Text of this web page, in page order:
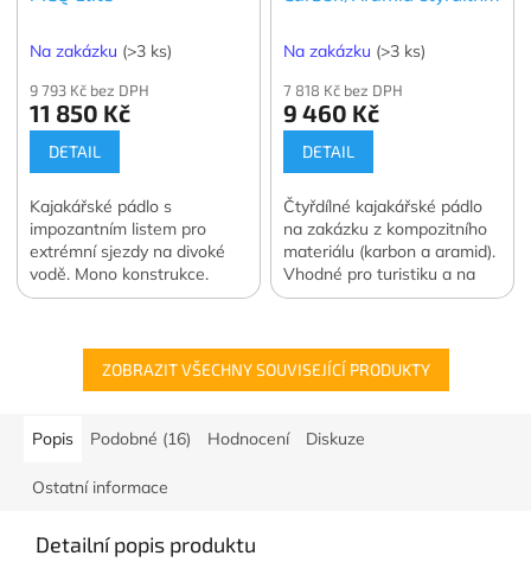
Na zakázku (>3 ks)
9 793 Kč bez DPH
11 850 Kč
DETAIL
Kajakářské pádlo s
impozantním listem pro
extrémní sjezdy na divoké
vodě. Mono konstrukce.
Na zakázku (>3 ks)
7 818 Kč bez DPH
9 460 Kč
DETAIL
Čtyřdílné kajakářské pádlo
na zakázku z kompozitního
materiálu (karbon a aramid).
Vhodné pro turistiku a na
divokou vodu.
ZOBRAZIT VŠECHNY SOUVISEJÍCÍ PRODUKTY
Popis Podobné (16) Hodnocení Diskuze
Ostatní informace
Detailní popis produktu